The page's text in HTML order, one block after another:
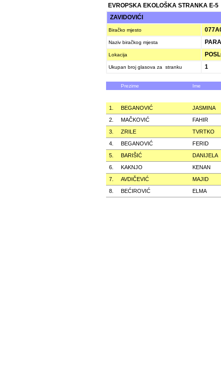
EVROPSKA EKOLOŠKA STRANKA E-5
ZAVIDOVIĆI
Biračko mjesto
Naziv biračkog mjesta
Lokacija
Ukupan broj glasova za stranku 1
Prezime Ime
1. BEGANOVIĆ
JASMINA
2.
MAČKOVIĆ
FAHIR
3.
ZRILE
TVRTKO
4.
BEGANOVIĆ
FERID
5.
BARIŠIĆ
DANIJELA
6.
KAKNJO
KENAN
7.
AVDIČEVIĆ
MAJID
8.
BEĆIROVIĆ ELMA